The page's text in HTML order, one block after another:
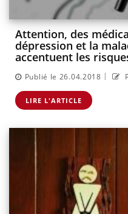
Attention, des
dépression et la
accentuent les
Publié le 26.04.2018 |
LIRE L'ARTICLE